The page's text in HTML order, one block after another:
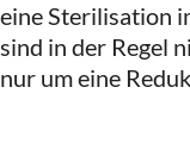
eine Sterilisation
sind in der Regel
nur um eine